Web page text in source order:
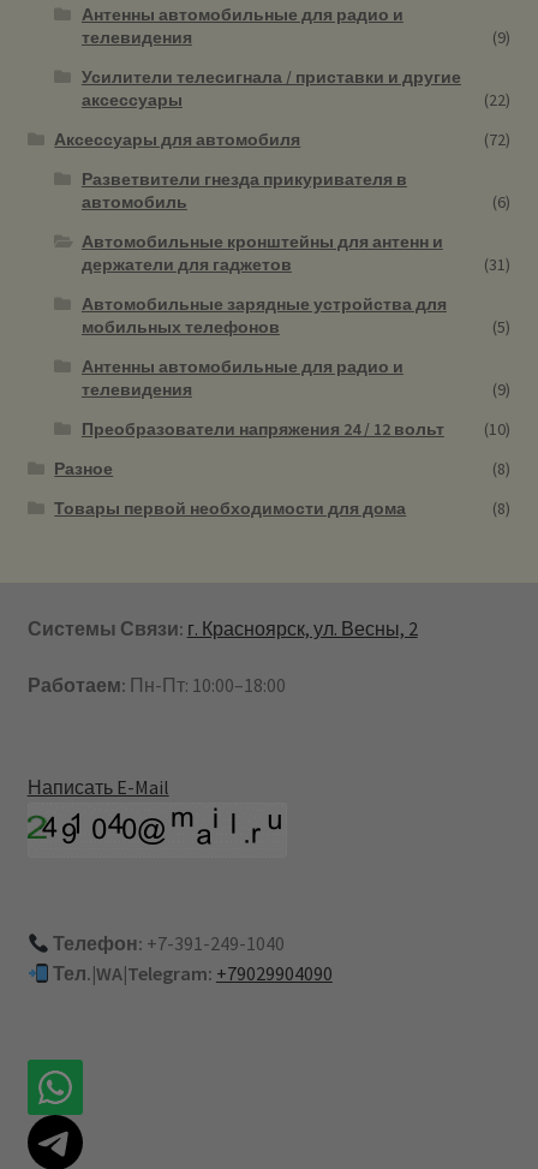
Антенны автомобильные для радио и
телевидения
(9)
Усилители телесигнала / приставки и другие
аксессуары
(22)
Аксессуары для автомобиля
(72)
Разветвители гнезда прикуривателя в
автомобиль
(6)
Автомобильные кронштейны для антенн и
держатели для гаджетов
(31)
Автомобильные зарядные устройства для
мобильных телефонов
(5)
Антенны автомобильные для радио и
телевидения
(9)
Преобразователи напряжения 24 / 12 вольт
(10)
Разное
(8)
Товары первой необходимости для дома
(8)
Системы Связи: г. Красноярск, ул. Весны, 2
Работаем: Пн-Пт: 10:00–18:00
Написать E-Mail
Телефон: +7-391-249-1040
Тел.|WA|Telegram: +79029904090